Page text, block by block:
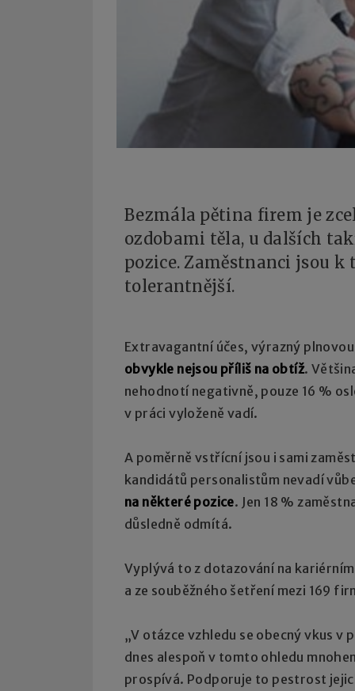
Bezmála pětina firem je
ozdobami těla, u dalších
pozice. Zaměstnanci jsou
tolerantnější.
Extravagantní účes, výrazný
obvykle nejsou příliš na obtíž.
nehodnotí negativně, pouze 16 %
v práci vyloženě vadí.
A poměrně vstřícní jsou i sami
kandidátů personalistům nevadí
na některé pozice. Jen 18 %
důsledně odmítá.
Vyplývá to z dotazování na
a ze souběžného šetření mezi 169
„V otázce vzhledu se obecný vkus v
dnes alespoň v tomto ohledu
prospívá. Podporuje to pestrost